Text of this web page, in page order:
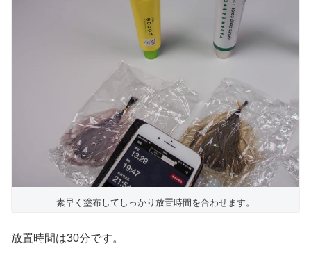
素早く塗布してしっかり放置時間を合わせます。
放置時間は30分です。